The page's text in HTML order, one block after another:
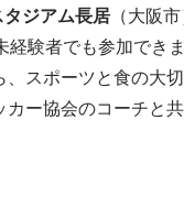
タジアム長居 （大阪
験者でも参加でき
スポーツと食の大
ー協会のコーチと